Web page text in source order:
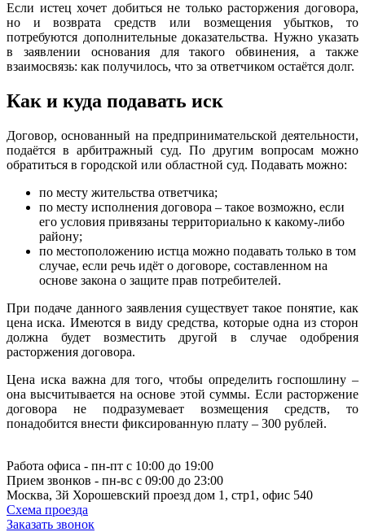
Если истец хочет добиться не только расторжения договора,
но и возврата средств или возмещения убытков, то
потребуются дополнительные доказательства. Нужно указать
в заявлении основания для такого обвинения, а также
взаимосвязь: как получилось, что за ответчиком остаётся долг.
Как и куда подавать иск
Договор, основанный на предпринимательской деятельности,
подаётся в арбитражный суд. По другим вопросам можно
обратиться в городской или областной суд. Подавать можно:
по месту жительства ответчика;
по месту исполнения договора – такое возможно, если
его условия привязаны территориально к какому-либо
району;
по местоположению истца можно подавать только в том
случае, если речь идёт о договоре, составленном на
основе закона о защите прав потребителей.
При подаче данного заявления существует такое понятие, как
цена иска. Имеются в виду средства, которые одна из сторон
должна будет возместить другой в случае одобрения
расторжения договора.
Цена иска важна для того, чтобы определить госпошлину –
она высчитывается на основе этой суммы. Если расторжение
договора не подразумевает возмещения средств, то
понадобится внести фиксированную плату – 300 рублей.
Работа офиса - пн-пт с 10:00 до 19:00
Прием звонков - пн-вс с 09:00 до 23:00
Москва, 3й Хорошевский проезд дом 1, стр1, офис 540
Схема проезда
Заказать звонок